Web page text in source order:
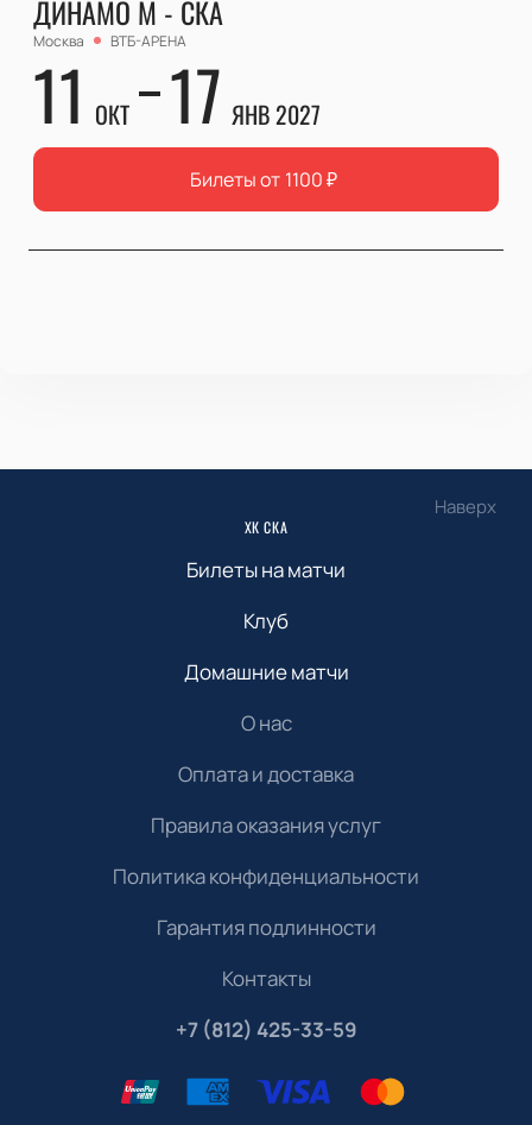
ДИНАМО М - СКА
Москва ВТБ-АРЕНА
11 ОКТ 17 ЯНВ 2027
Билеты от 1100₽
Наверх
ХК СКА
Билеты на матчи
Клуб
Домашние матчи
О нас
Оплата и доставка
Правила оказания услуг
Политика конфиденциальности
Гарантия подлинности
Контакты
+7 (812) 425-33-59